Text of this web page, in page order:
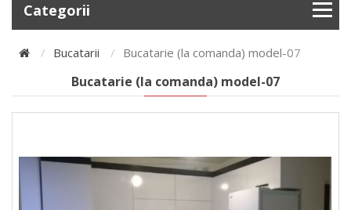
Categorii
Bucatarii Bucatarie (la comanda) model-07
Bucatarie (la comanda) model-07